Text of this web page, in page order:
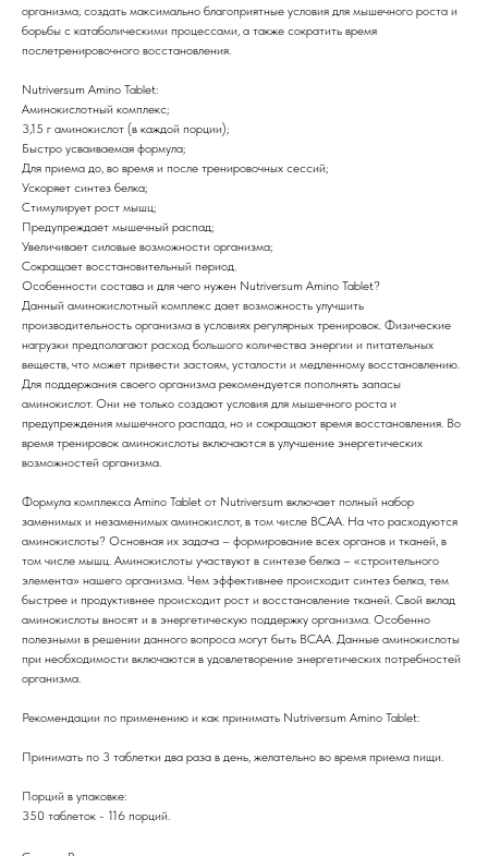
организма, создать максимально благоприятные условия для мышечного роста и
борьбы с катаболическими процессами, а также сократить время
послетренировочного восстановления.
Nutriversum Amino Tablet:
Аминокислотный комплекс;
3,15 г аминокислот (в каждой порции);
Быстро усваиваемая формула;
Для приема до, во время и после тренировочных сессий;
Ускоряет синтез белка;
Стимулирует рост мышц;
Предупреждает мышечный распад;
Увеличивает силовые возможности организма;
Сокращает восстановительный период.
Особенности состава и для чего нужен Nutriversum Amino Tablet?
Данный аминокислотный комплекс дает возможность улучшить
производительность организма в условиях регулярных тренировок. Физические
нагрузки предполагают расход большого количества энергии и питательных
веществ, что может привести застоям, усталости и медленному восстановлению.
Для поддержания своего организма рекомендуется пополнять запасы
аминокислот. Они не только создают условия для мышечного роста и
предупреждения мышечного распада, но и сокращают время восстановления. Во
время тренировок аминокислоты включаются в улучшение энергетических
возможностей организма.
Формула комплекса Amino Tablet от Nutriversum включает полный набор
заменимых и незаменимых аминокислот, в том числе BCAA. На что расходуются
аминокислоты? Основная их задача – формирование всех органов и тканей, в
том числе мышц. Аминокислоты участвуют в синтезе белка – «строительного
элемента» нашего организма. Чем эффективнее происходит синтез белка, тем
быстрее и продуктивнее происходит рост и восстановление тканей. Свой вклад
аминокислоты вносят и в энергетическую поддержку организма. Особенно
полезными в решении данного вопроса могут быть BCAA. Данные аминокислоты
при необходимости включаются в удовлетворение энергетических потребностей
организма.
Рекомендации по применению и как принимать Nutriversum Amino Tablet:
Принимать по 3 таблетки два раза в день, желательно во время приема пищи.
Порций в упаковке:
350 таблеток - 116 порций.